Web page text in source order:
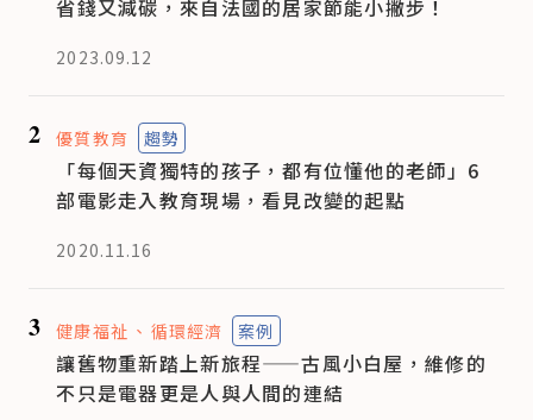
省錢又減碳，來自法國的居家節能小撇步！
2023.09.12
2 優質教育 趨勢
「每個天資獨特的孩子，都有位懂他的老師」6
部電影走入教育現場，看見改變的起點
2020.11.16
3 健康福祉 循環經濟 案例
讓舊物重新踏上新旅程——古風小白屋，維修的
不只是電器更是人與人間的連結